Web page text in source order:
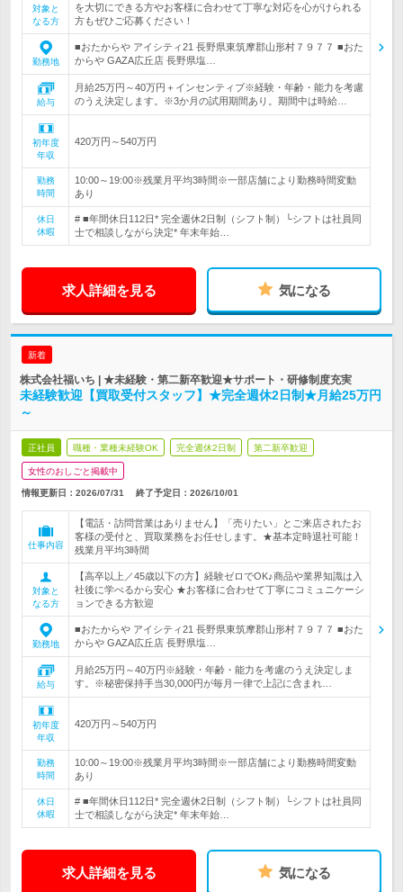
対象と
なる方
を大切にできる方やお客様に合わせて丁寧な対応を心がけられる
方もぜひご応募ください！
勤務地
■おたからや アイシティ21 長野県東筑摩郡山形村７９７７ ■おた
からや GAZA広丘店 長野県塩…
給与
月給25万円～40万円＋インセンティブ※経験・年齢・能力を考慮
のうえ決定します。※3か月の試用期間あり。期間中は時給…
初年度
年収
420万円～540万円
勤務
時間
10:00～19:00※残業月平均3時間※一部店舗により勤務時間変動
あり
休日
休暇
# ■年間休日112日* 完全週休2日制（シフト制）└シフトは社員同
士で相談しながら決定* 年末年始…
求人詳細を見る 気になる
新着
株式会社福いち | ★未経験・第二新卒歓迎★サポート・研修制度充実
未経験歓迎【買取受付スタッフ】★完全週休2日制★月給25万円
～
正社員 職種・業種未経験OK 完全週休2日制 第二新卒歓迎
女性のおしごと掲載中
情報更新日：2026/07/31 終了予定日： 2026/10/01
仕事内容
【電話・訪問営業はありません】「売りたい」とご来店されたお
客様の受付と、買取業務をお任せします。★基本定時退社可能！
残業月平均3時間
対象と
なる方
【高卒以上／45歳以下の方】経験ゼロでOK♪商品や業界知識は入
社後に学べるから安心 ★お客様に合わせて丁寧にコミュニケーシ
ョンできる方歓迎
勤務地
■おたからや アイシティ21 長野県東筑摩郡山形村７９７７ ■おた
からや GAZA広丘店 長野県塩…
給与
月給25万円～40万円※経験・年齢・能力を考慮のうえ決定しま
す。※秘密保持手当30,000円が毎月一律で上記に含まれ…
初年度
年収
420万円～540万円
勤務
時間
10:00～19:00※残業月平均3時間※一部店舗により勤務時間変動
あり
休日
休暇
# ■年間休日112日* 完全週休2日制（シフト制）└シフトは社員同
士で相談しながら決定* 年末年始…
求人詳細を見る 気になる